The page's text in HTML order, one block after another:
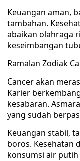
Keuangan aman,
tambahan.
abaikan olahraga
keseimbangan
Ramalan Zodiak
Cancer akan
Karier
kesabaran.
yang sudah
Keuangan stabil,
boros. Kesehatan
konsumsi air